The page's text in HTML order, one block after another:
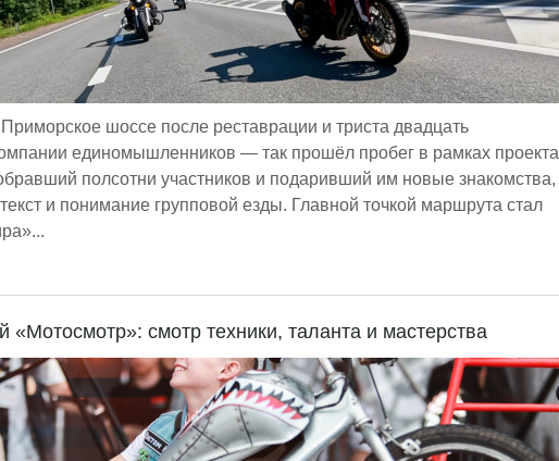
шоссе после реставрации и триста двадцать
единомышленников — так прошёл пробег в рамках проекта
полсотни участников и подаривший им новые знакомства,
и понимание групповой езды. Главной точкой маршрута стал
«Мотосмотр»: смотр техники, таланта и мастерства